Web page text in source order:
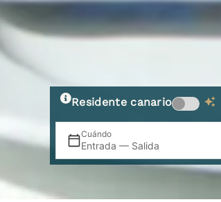
Residente canario
Cuándo
Entrada — Salida